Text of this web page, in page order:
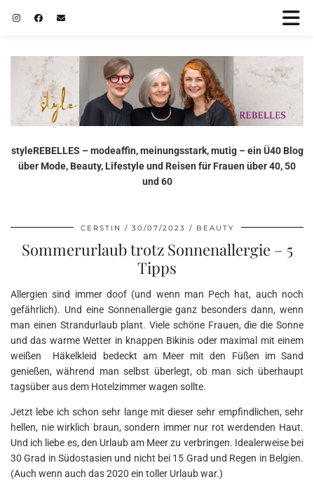
styleREBELLES – modeaffin, meinungsstark, mutig – ein Ü40 Blog
über Mode, Beauty, Lifestyle und Reisen für Frauen über 40, 50
und 60
CERSTIN 30/07/2023 BEAUTY
Sommerurlaub trotz Sonnenallergie – 5
Tipps
Allergien sind immer doof (und wenn man Pech hat, auch noch
gefährlich). Und eine Sonnenallergie ganz besonders dann, wenn
man einen Strandurlaub plant. Viele schöne Frauen, die die Sonne
und das warme Wetter in knappen Bikinis oder maximal mit einem
weißen Häkelkleid bedeckt am Meer mit den Füßen im Sand
genießen, während man selbst überlegt, ob man sich überhaupt
tagsüber aus dem Hotelzimmer wagen sollte.
Jetzt lebe ich schon sehr lange mit dieser sehr empfindlichen, sehr
hellen, nie wirklich braun, sondern immer nur rot werdenden Haut.
Und ich liebe es, den Urlaub am Meer zu verbringen. Idealerweise bei
30 Grad in Südostasien und nicht bei 15 Grad und Regen in Belgien.
(Auch wenn auch das 2020 ein toller Urlaub war.)